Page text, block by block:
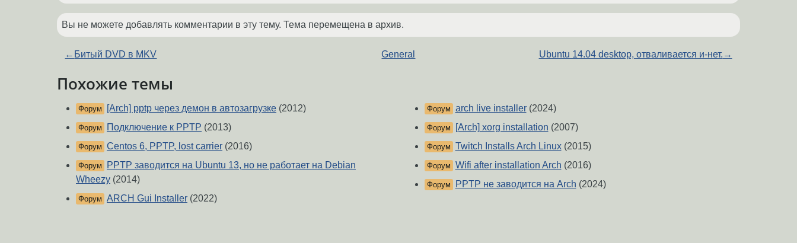
Вы не можете добавлять комментарии в эту тему. Тема перемещена в архив.
← Битый DVD в MKV General Ubuntu 14.04 desktop, отваливается и-нет. →
Похожие темы
Форум [Arch] pptp через демон в автозагрузке (2012)
Форум Подключение к PPTP (2013)
Форум Centos 6, PPTP, lost carrier (2016)
Форум
PPTP заводится на Ubuntu 13, но не работает на Debian
Wheezy (2014)
Форум ARCH Gui Installer (2022)
Форум arch live installer(2024)
Форум [Arch] xorg installation (2007)
Форум Twitch Installs Arch Linux(2015)
Форум Wifi after installation Arch (2016)
Форум PPTP не заводится на Arch (2024)